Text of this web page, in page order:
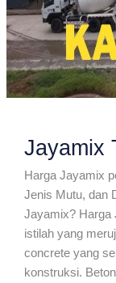
Jayamix
Harga Jayamix
Jenis Mutu, dan
Jayamix? Harga
istilah yang
concrete yang
konstruksi.